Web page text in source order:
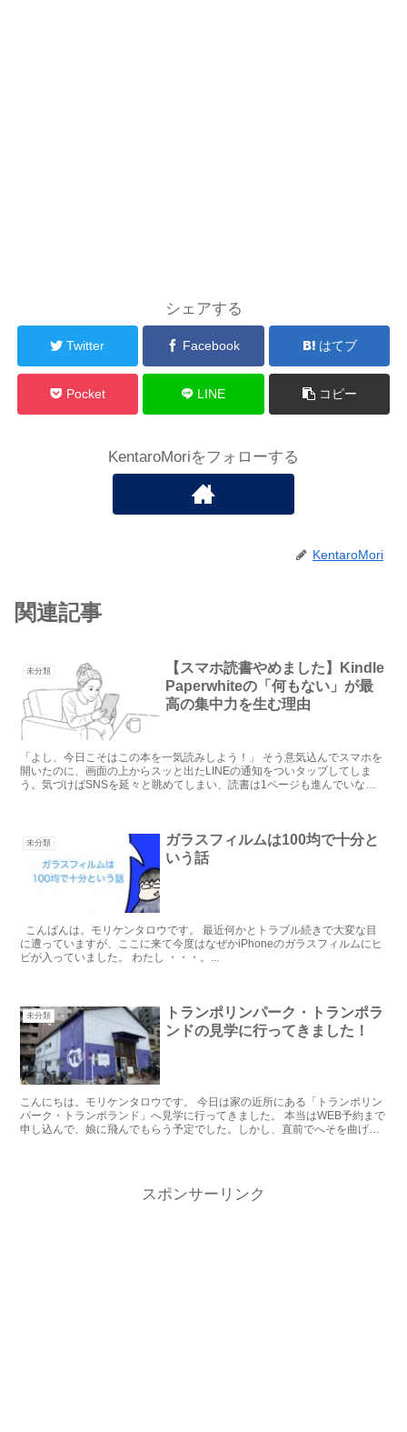
シェアする
Twitter Facebook はてブ
Pocket LINE コピー
KentaroMoriをフォローする
KentaroMori
関連記事
未分類
【スマホ読書やめました】Kindle
Paperwhiteの「何もない」が最
高の集中力を生む理由
「よし、今日こそはこの本を一気読みしよう！」 そう意気込んでスマホを
開いたのに、画面の上からスッと出たLINEの通知をついタップしてしま
う。気づけばSNSを延々と眺めてしまい、読書は1ページも進んでいな
未分類
ガラスフィルムは100均で十分と
いう話
に遭っていますが、ここに来て今度はなぜかiPhoneのガラスフィルムにヒ
ビが入っていました。 わたし ・・・。...
未分類
トランポリンパーク・トランポラ
ンドの見学に行ってきました！
こんにちは。モリケンタロウです。 今日は家の近所にある「トランポリン
パーク・トランポランド」へ見学に行ってきました。 本当はWEB予約まで
申し込んで、娘に飛んでもらう予定でした。しかし、直前でへそを曲げて
スポンサーリンク